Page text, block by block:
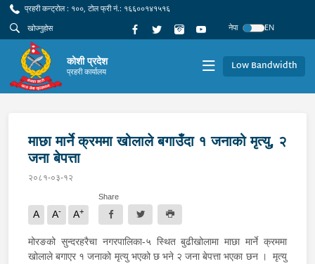
प्रहरी कन्ट्रोल : १००, टोल फ्री नं.: १६६००१४१५१६
नेपा
EN
कोशी प्रदेश
प्रहरी कार्यालय Low Bandwidth
माछा मार्ने क्रममा खोलाले बगाउँदा १ जनाको मृत्यु, २
जना बेपत्ता
२०८१-०३-१२
A A- A+
Share
मोरङको सुन्दरहरैचा नगरपालिका-५ स्थित बुढीखोलामा माछा मार्ने क्रममा
खोलाले बगाएर १ जनाको मृत्यु भएको छ भने २ जना बेपत्ता भएका छन । मृत्यु